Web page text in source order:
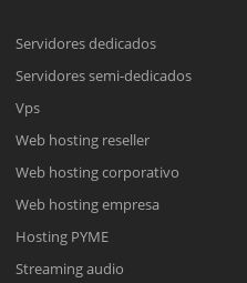
online
online.
Online
de línea. Complete el formulario
Servidores dedicados
Servidores semi-dedicados
Vps
Web hosting reseller
Web hosting corporativo
Web hosting empresa
Hosting PYME
Streaming audio